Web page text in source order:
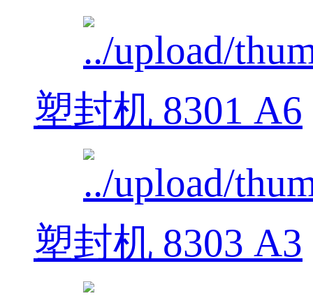
塑封机 8301 A6
塑封机 8303 A3